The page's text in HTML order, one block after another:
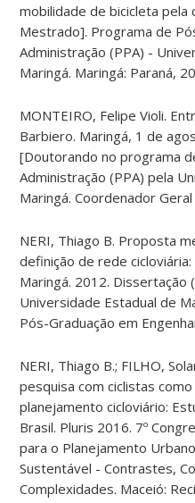
mobilidade de bicicleta pela
Mestrado]. Programa de
Administração (PPA) -
Maringá. Maringá: Paraná,
MONTEIRO, Felipe Violi.
Barbiero. Maringá, 1 de
[Doutorando no programa
Administração (PPA) pela
Maringá. Coordenador
NERI, Thiago B. Proposta
definição de rede
Maringá. 2012. Dissertação
Universidade Estadual de
Pós-Graduação em
NERI, Thiago B.; FILHO,
pesquisa com ciclistas
planejamento cicloviário:
Brasil. Pluris 2016. 7º
para o Planejamento
Sustentável - Contrastes,
Complexidades. Maceió: